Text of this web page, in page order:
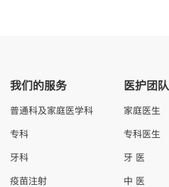
我们的服务
普通科及家庭医学科
专科
牙科
疫苗注射
医护团队
家庭医生
专科医生
牙 医
中 医